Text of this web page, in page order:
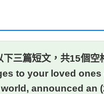
下三篇短文，共15個
to your loved
announced an